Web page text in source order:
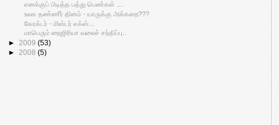
எனக்குப் பிடித்த பத்து பெண்கள் ....
உலக தண்ணீர் தினம் - யாருக்கு அக்கறை???
கேரக்டர் - மிஸ்டர் எக்ஸ்...
மாபெரும் நைஜிரியா வலைச் சந்திப்பு..
► 2009 (53)
► 2008 (5)